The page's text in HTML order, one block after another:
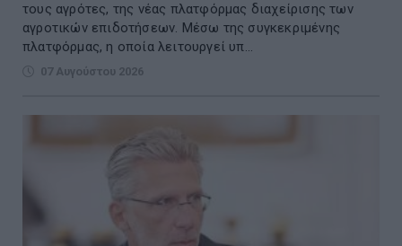
τους αγρότες, της νέας πλατφόρμας διαχείρισης των
αγροτικών επιδοτήσεων. Μέσω της συγκεκριμένης
πλατφόρμας, η οποία λειτουργεί υπ...
07 Αυγούστου 2026